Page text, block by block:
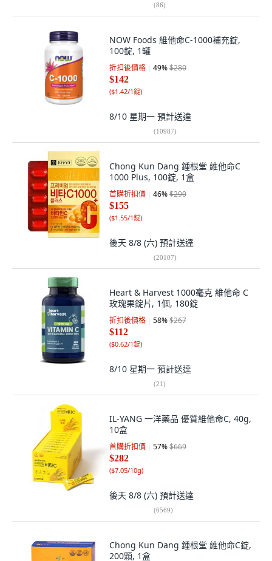
(86)
NOW Foods 維他命C-1000補充錠,
100錠, 1罐
折扣後價格 49%$280
$142
($1.42/1錠)
8/10 星期一 預計送達
(10987)
Chong Kun Dang 鍾根堂 維他命C
1000 Plus, 100錠, 1盒
首購折扣價 46%$290
$155
($1.55/1錠)
後天 8/8 (六) 預計送達
(20107)
Heart & Harvest 1000毫克 維他命 C
玫瑰果錠片, 1個, 180錠
折扣後價格 58%$267
$112
($0.62/1錠)
8/10 星期一 預計送達
(21)
IL-YANG 一洋藥品 優質維他命C, 40g,
10盒
首購折扣價 57%$669
$282
($7.05/10g)
後天 8/8 (六) 預計送達
(6569)
Chong Kun Dang 鍾根堂 維他命C錠,
200顆, 1盒